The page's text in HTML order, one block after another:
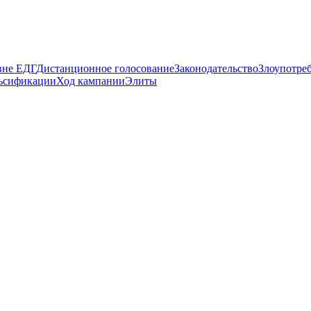
ЕДГДистанционное голосованиеЗаконодательство
Ход кампанииЭлиты